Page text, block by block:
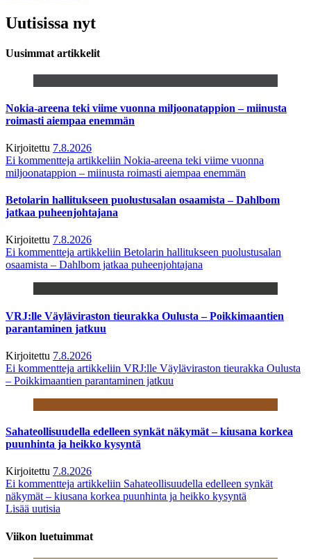
Uutisissa nyt
Uusimmat artikkelit
Nokia-areena teki viime vuonna miljoonatappion – miinusta
roimasti aiempaa enemmän
Kirjoitettu 7.8.2026
Ei kommentteja artikkeliin Nokia-areena teki viime vuonna
miljoonatappion – miinusta roimasti aiempaa enemmän
Betolarin hallitukseen puolustusalan osaamista – Dahlbom
jatkaa puheenjohtajana
Kirjoitettu 7.8.2026
Ei kommentteja artikkeliin Betolarin hallitukseen puolustusalan
osaamista – Dahlbom jatkaa puheenjohtajana
VRJ:lle Väyläviraston tieurakka Oulusta – Poikkimaantien
parantaminen jatkuu
Kirjoitettu 7.8.2026
Ei kommentteja artikkeliin VRJ:lle Väyläviraston tieurakka Oulusta
– Poikkimaantien parantaminen jatkuu
Sahateollisuudella edelleen synkät näkymät – kiusana korkea
puunhinta ja heikko kysyntä
Kirjoitettu 7.8.2026
Ei kommentteja artikkeliin Sahateollisuudella edelleen synkät
näkymät – kiusana korkea puunhinta ja heikko kysyntä
Lisää uutisia
Viikon luetuimmat